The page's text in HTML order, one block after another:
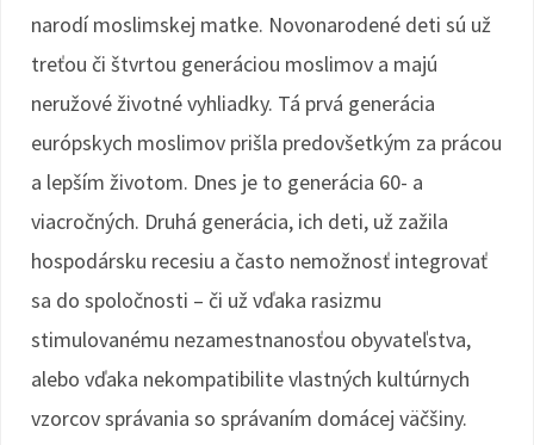
narodí moslimskej matke. Novonarodené deti sú už
treťou či štvrtou generáciou moslimov a majú
neružové životné vyhliadky. Tá prvá generácia
európskych moslimov prišla predovšetkým za prácou
a lepším životom. Dnes je to generácia 60- a
viacročných. Druhá generácia, ich deti, už zažila
hospodársku recesiu a často nemožnosť integrovať
sa do spoločnosti – či už vďaka rasizmu
stimulovanému nezamestnanosťou obyvateľstva,
alebo vďaka nekompatibilite vlastných kultúrnych
vzorcov správania so správaním domácej väčšiny.